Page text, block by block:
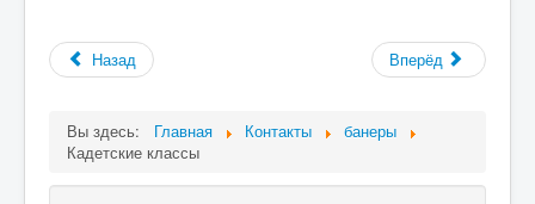
Назад Вперёд
Вы здесь: Главная Контакты
банеры
Кадетские классы